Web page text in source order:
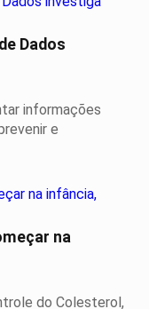
Dados
informações
e
na
do Colesterol,